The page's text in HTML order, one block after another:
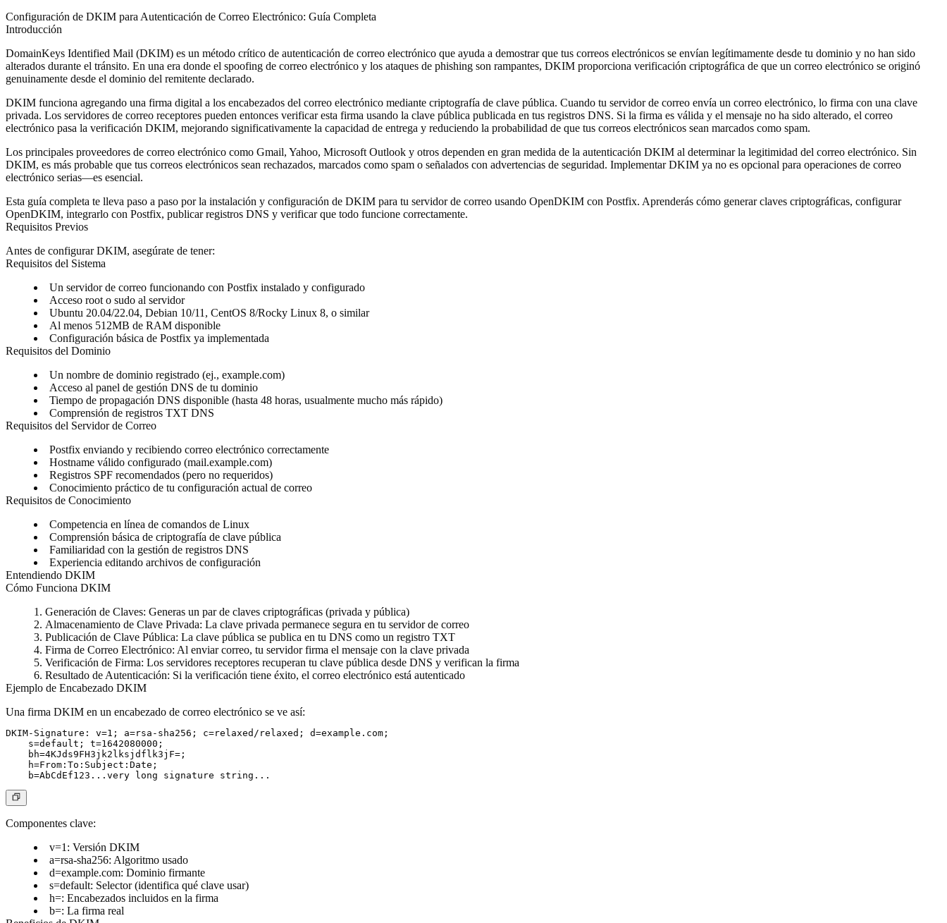
Configuración de DKIM para Autenticación de Correo Electrónico: Guía Completa
Introducción
DomainKeys Identified Mail (DKIM) es un método crítico de autenticación de correo electrónico que ayuda a demostrar que tus correos electrónicos se envían legítimamente desde tu dominio y no han sido
alterados durante el tránsito. En una era donde el spoofing de correo electrónico y los ataques de phishing son rampantes, DKIM proporciona verificación criptográfica de que un correo electrónico se originó
genuinamente desde el dominio del remitente declarado.
DKIM funciona agregando una firma digital a los encabezados del correo electrónico mediante criptografía de clave pública. Cuando tu servidor de correo envía un correo electrónico, lo firma con una clave
privada. Los servidores de correo receptores pueden entonces verificar esta firma usando la clave pública publicada en tus registros DNS. Si la firma es válida y el mensaje no ha sido alterado, el correo
electrónico pasa la verificación DKIM, mejorando significativamente la capacidad de entrega y reduciendo la probabilidad de que tus correos electrónicos sean marcados como spam.
Los principales proveedores de correo electrónico como Gmail, Yahoo, Microsoft Outlook y otros dependen en gran medida de la autenticación DKIM al determinar la legitimidad del correo electrónico. Sin
DKIM, es más probable que tus correos electrónicos sean rechazados, marcados como spam o señalados con advertencias de seguridad. Implementar DKIM ya no es opcional para operaciones de correo
electrónico serias—es esencial.
Esta guía completa te lleva paso a paso por la instalación y configuración de DKIM para tu servidor de correo usando OpenDKIM con Postfix. Aprenderás cómo generar claves criptográficas, configurar
OpenDKIM, integrarlo con Postfix, publicar registros DNS y verificar que todo funcione correctamente.
Requisitos Previos
Antes de configurar DKIM, asegúrate de tener:
Requisitos del Sistema
Un servidor de correo funcionando con Postfix instalado y configurado
Acceso root o sudo al servidor
Ubuntu 20.04/22.04, Debian 10/11, CentOS 8/Rocky Linux 8, o similar
Al menos 512MB de RAM disponible
Configuración básica de Postfix ya implementada
Requisitos del Dominio
Un nombre de dominio registrado (ej., example.com)
Acceso al panel de gestión DNS de tu dominio
Tiempo de propagación DNS disponible (hasta 48 horas, usualmente mucho más rápido)
Comprensión de registros TXT DNS
Requisitos del Servidor de Correo
Postfix enviando y recibiendo correo electrónico correctamente
Hostname válido configurado (mail.example.com)
Registros SPF recomendados (pero no requeridos)
Conocimiento práctico de tu configuración actual de correo
Requisitos de Conocimiento
Competencia en línea de comandos de Linux
Comprensión básica de criptografía de clave pública
Familiaridad con la gestión de registros DNS
Experiencia editando archivos de configuración
Entendiendo DKIM
Cómo Funciona DKIM
Generación de Claves: Generas un par de claves criptográficas (privada y pública)
Almacenamiento de Clave Privada: La clave privada permanece segura en tu servidor de correo
Publicación de Clave Pública: La clave pública se publica en tu DNS como un registro TXT
Firma de Correo Electrónico: Al enviar correo, tu servidor firma el mensaje con la clave privada
Verificación de Firma: Los servidores receptores recuperan tu clave pública desde DNS y verifican la firma
Resultado de Autenticación: Si la verificación tiene éxito, el correo electrónico está autenticado
Ejemplo de Encabezado DKIM
Una firma DKIM en un encabezado de correo electrónico se ve así:
DKIM-Signature: v=1; a=rsa-sha256; c=relaxed/relaxed; d=example.com;
    s=default; t=1642080000;
    bh=4KJds9FH3jk2lksjdflk3jF=;
    h=From:To:Subject:Date;
Componentes clave:
v=1 : Versión DKIM
a=rsa-sha256: Algoritmo usado
d=example.com: Dominio firmante
s=default: Selector (identifica qué clave usar)
h=: Encabezados incluidos en la firma
b=: La firma real